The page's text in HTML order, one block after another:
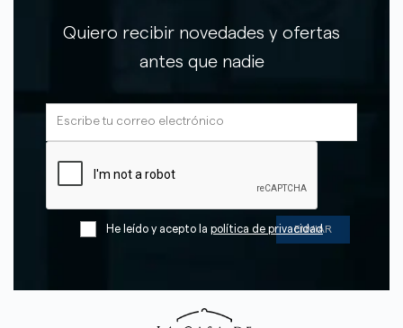
Quiero recibir novedades y ofertas
antes que nadie
He leído y acepto la política de privacidad